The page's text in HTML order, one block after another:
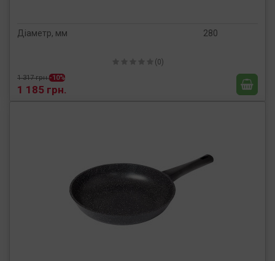
Діаметр, мм 280
(0)
1 317 грн.-10%
1 185 грн.